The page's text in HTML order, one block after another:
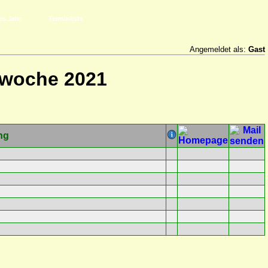
Jahr Terminliste
Angemeldet als: Gast
2021